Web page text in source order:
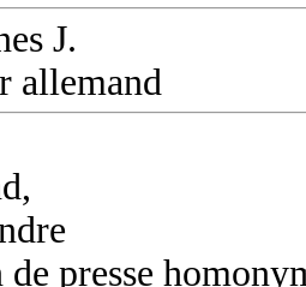
J.
allemand
presse